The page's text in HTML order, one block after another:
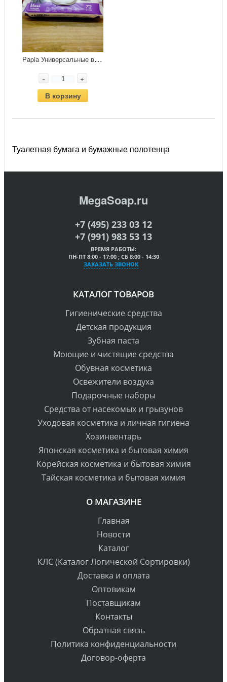
P
apia Универсальные влажные полотенца для поверхностей Лаванда 225*215 мм 72 шт
-
+
В корзину
Туалетная бумага и бумажные полотенца
MegaSoap.ru
+7 (495) 233 03 12
+7 (991) 983 53 13
ВРЕМЯ РАБОТЫ:
ПН-ПТ 8:00 - 17:00 ; СБ 8:00 - 14:30
ЗАКАЗАТЬ ЗВОНОК
КАТАЛОГ ТОВАРОВ
Гигиенические средства
Детская продукция
Зубная паста
Моющие и чистящие средства
Обувная косметика
Освежители воздуха
Подарочные наборы
Средства от насекомых и грызунов
Уходовая косметика и личная гигиена
Хозинвентарь
Японская косметика и бытовая химия
Корейская косметика и бытовая химия
Тайская косметика и бытовая химия
О МАГАЗИНЕ
Главная
Новости
Каталог
КЛС (Каталог Логической Сортировки)
Доставка и оплата
Оптовикам
Поставщикам
Контакты
Обратная связь
Политика конфиденциальности
Договор-оферта